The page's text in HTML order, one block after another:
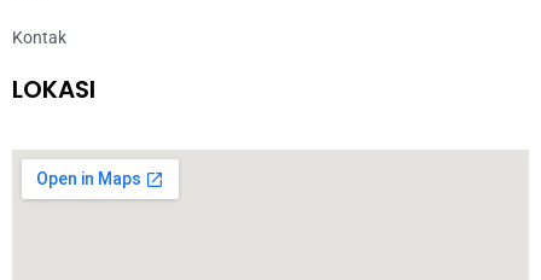
Kontak
LOKASI